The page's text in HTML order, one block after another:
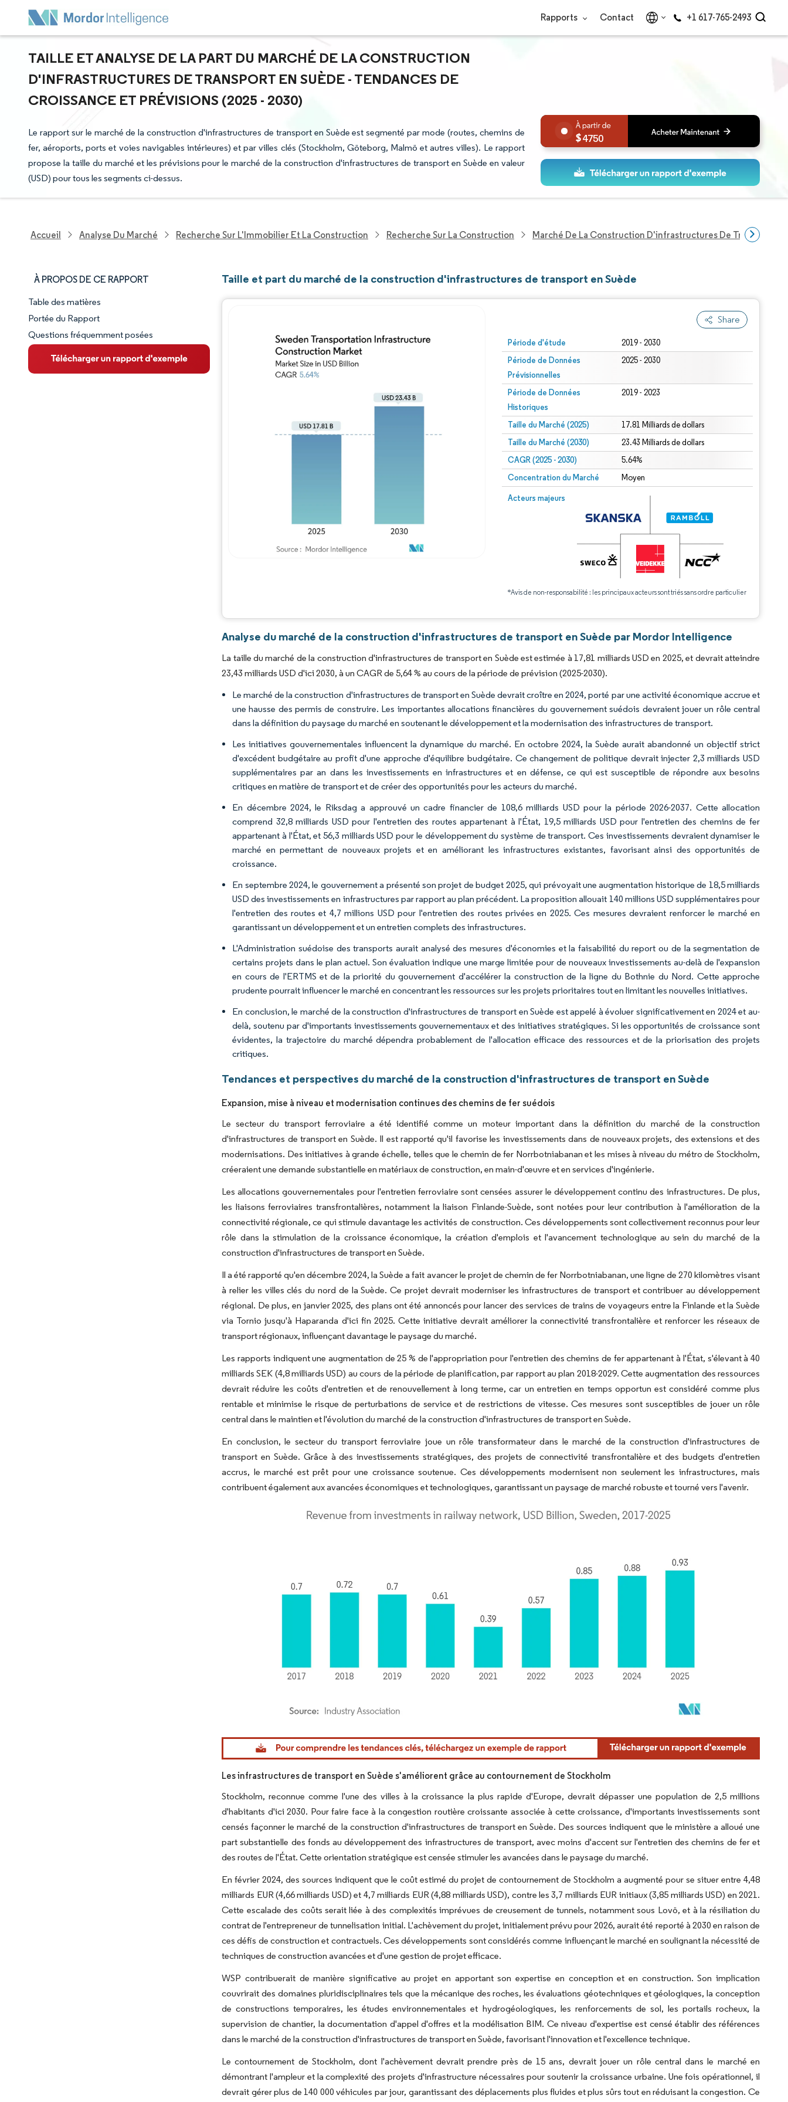
Rapports Contact +1 617-765-2493
TAILLE ET ANALYSE DE LA PART DU MARCHÉ DE LA CONSTRUCTION
D'INFRASTRUCTURES DE TRANSPORT EN SUÈDE - TENDANCES DE
CROISSANCE ET PRÉVISIONS (2025 - 2030)
Le rapport sur le marché de la construction d'infrastructures de transport en Suède est segmenté par mode (routes, chemins de
fer, aéroports, ports et voies navigables intérieures) et par villes clés (Stockholm, Göteborg, Malmö et autres villes). Le rapport
propose la taille du marché et les prévisions pour le marché de la construction d'infrastructures de transport en Suède en valeur
(USD) pour tous les segments ci-dessus.
4750
Accueil Analyse Du Marché Recherche Sur L'Immobilier Et La Construction Recherche Sur La Construction Marché De La Construction D'infrastructures De Transport En
À PROPOS DE CE RAPPORT
Aperçu du marché
VUE D’ENSEMBLE DU MARCHÉ
Principales tendances du marché
Table des matières
Portée du Rapport
Questions fréquemment posées
Taille et part du marché de la construction d'infrastructures de transport en Suède
Share
Période d'étude 2019 - 2030
Période de Données
Prévisionnelles
2025 - 2030
Période de Données
Historiques
2019 - 2023
Taille du Marché (2025) 17.81 Milliards de dollars
Taille du Marché (2030) 23.43 Milliards de dollars
CAGR (2025 - 2030) 5.64%
Concentration du Marché Moyen
Acteurs majeurs
*Avis de non-responsabilité : les principaux acteurs sont triés sans ordre particulier
Analyse du marché de la construction d'infrastructures de transport en Suède par Mordor Intelligence
La taille du marché de la construction d'infrastructures de transport en Suède est estimée à 17,81 milliards USD en 2025, et devrait atteindre
23,43 milliards USD d'ici 2030, à un CAGR de 5,64 % au cours de la période de prévision (2025-2030).
Le marché de la construction d'infrastructures de transport en Suède devrait croître en 2024, porté par une activité économique accrue et
une hausse des permis de construire. Les importantes allocations financières du gouvernement suédois devraient jouer un rôle central
dans la définition du paysage du marché en soutenant le développement et la modernisation des infrastructures de transport.
Les initiatives gouvernementales influencent la dynamique du marché. En octobre 2024, la Suède aurait abandonné un objectif strict
d'excédent budgétaire au profit d'une approche d'équilibre budgétaire. Ce changement de politique devrait injecter 2,3 milliards USD
supplémentaires par an dans les investissements en infrastructures et en défense, ce qui est susceptible de répondre aux besoins
critiques en matière de transport et de créer des opportunités pour les acteurs du marché.
En décembre 2024, le Riksdag a approuvé un cadre financier de 108,6 milliards USD pour la période 2026-2037. Cette allocation
comprend 32,8 milliards USD pour l'entretien des routes appartenant à l'État, 19,5 milliards USD pour l'entretien des chemins de fer
appartenant à l'État, et 56,3 milliards USD pour le développement du système de transport. Ces investissements devraient dynamiser le
marché en permettant de nouveaux projets et en améliorant les infrastructures existantes, favorisant ainsi des opportunités de
croissance.
En septembre 2024, le gouvernement a présenté son projet de budget 2025, qui prévoyait une augmentation historique de 18,5 milliards
USD des investissements en infrastructures par rapport au plan précédent. La proposition allouait 140 millions USD supplémentaires pour
l'entretien des routes et 4,7 millions USD pour l'entretien des routes privées en 2025. Ces mesures devraient renforcer le marché en
garantissant un développement et un entretien complets des infrastructures.
L'Administration suédoise des transports aurait analysé des mesures d'économies et la faisabilité du report ou de la segmentation de
certains projets dans le plan actuel. Son évaluation indique une marge limitée pour de nouveaux investissements au-delà de l'expansion
en cours de l'ERTMS et de la priorité du gouvernement d'accélérer la construction de la ligne du Bothnie du Nord. Cette approche
prudente pourrait influencer le marché en concentrant les ressources sur les projets prioritaires tout en limitant les nouvelles initiatives.
En conclusion, le marché de la construction d'infrastructures de transport en Suède est appelé à évoluer significativement en 2024 et au-
delà, soutenu par d'importants investissements gouvernementaux et des initiatives stratégiques. Si les opportunités de croissance sont
évidentes, la trajectoire du marché dépendra probablement de l'allocation efficace des ressources et de la priorisation des projets
critiques.
Tendances et perspectives du marché de la construction d'infrastructures de transport en Suède
Expansion, mise à niveau et modernisation continues des chemins de fer suédois
Le secteur du transport ferroviaire a été identifié comme un moteur important dans la définition du marché de la construction
d'infrastructures de transport en Suède. Il est rapporté qu'il favorise les investissements dans de nouveaux projets, des extensions et des
modernisations. Des initiatives à grande échelle, telles que le chemin de fer Norrbotniabanan et les mises à niveau du métro de Stockholm,
créeraient une demande substantielle en matériaux de construction, en main-d'œuvre et en services d'ingénierie.
Les allocations gouvernementales pour l'entretien ferroviaire sont censées assurer le développement continu des infrastructures. De plus,
les liaisons ferroviaires transfrontalières, notamment la liaison Finlande-Suède, sont notées pour leur contribution à l'amélioration de la
connectivité régionale, ce qui stimule davantage les activités de construction. Ces développements sont collectivement reconnus pour leur
rôle dans la stimulation de la croissance économique, la création d'emplois et l'avancement technologique au sein du marché de la
construction d'infrastructures de transport en Suède.
Il a été rapporté qu'en décembre 2024, la Suède a fait avancer le projet de chemin de fer Norrbotniabanan, une ligne de 270 kilomètres visant
à relier les villes clés du nord de la Suède. Ce projet devrait moderniser les infrastructures de transport et contribuer au développement
régional. De plus, en janvier 2025, des plans ont été annoncés pour lancer des services de trains de voyageurs entre la Finlande et la Suède
via Tornio jusqu'à Haparanda d'ici fin 2025. Cette initiative devrait améliorer la connectivité transfrontalière et renforcer les réseaux de
transport régionaux, influençant davantage le paysage du marché.
Les rapports indiquent une augmentation de 25 % de l'appropriation pour l'entretien des chemins de fer appartenant à l'État, s'élevant à 40
milliards SEK (4,8 milliards USD) au cours de la période de planification, par rapport au plan 2018-2029. Cette augmentation des ressources
devrait réduire les coûts d'entretien et de renouvellement à long terme, car un entretien en temps opportun est considéré comme plus
rentable et minimise le risque de perturbations de service et de restrictions de vitesse. Ces mesures sont susceptibles de jouer un rôle
central dans le maintien et l'évolution du marché de la construction d'infrastructures de transport en Suède.
En conclusion, le secteur du transport ferroviaire joue un rôle transformateur dans le marché de la construction d'infrastructures de
transport en Suède. Grâce à des investissements stratégiques, des projets de connectivité transfrontalière et des budgets d'entretien
accrus, le marché est prêt pour une croissance soutenue. Ces développements modernisent non seulement les infrastructures, mais
contribuent également aux avancées économiques et technologiques, garantissant un paysage de marché robuste et tourné vers l'avenir.
Image © Mordor Intelligence. La réutilisation nécessite une attribution sous CC BY 4.0.
Les infrastructures de transport en Suède s'améliorent grâce au contournement de Stockholm
Stockholm, reconnue comme l'une des villes à la croissance la plus rapide d'Europe, devrait dépasser une population de 2,5 millions
d'habitants d'ici 2030. Pour faire face à la congestion routière croissante associée à cette croissance, d'importants investissements sont
censés façonner le marché de la construction d'infrastructures de transport en Suède. Des sources indiquent que le ministère a alloué une
part substantielle des fonds au développement des infrastructures de transport, avec moins d'accent sur l'entretien des chemins de fer et
des routes de l'État. Cette orientation stratégique est censée stimuler les avancées dans le paysage du marché.
En février 2024, des sources indiquent que le coût estimé du projet de contournement de Stockholm a augmenté pour se situer entre 4,48
milliards EUR (4,66 milliards USD) et 4,7 milliards EUR (4,88 milliards USD), contre les 3,7 milliards EUR initiaux (3,85 milliards USD) en 2021.
Cette escalade des coûts serait liée à des complexités imprévues de creusement de tunnels, notamment sous Lovö, et à la résiliation du
contrat de l'entrepreneur de tunnelisation initial. L'achèvement du projet, initialement prévu pour 2026, aurait été reporté à 2030 en raison de
ces défis de construction et contractuels. Ces développements sont considérés comme influençant le marché en soulignant la nécessité de
techniques de construction avancées et d'une gestion de projet efficace.
WSP contribuerait de manière significative au projet en apportant son expertise en conception et en construction. Son implication
couvrirait des domaines pluridisciplinaires tels que la mécanique des roches, les évaluations géotechniques et géologiques, la conception
de constructions temporaires, les études environnementales et hydrogéologiques, les renforcements de sol, les portails rocheux, la
supervision de chantier, la documentation d'appel d'offres et la modélisation BIM. Ce niveau d'expertise est censé établir des références
dans le marché de la construction d'infrastructures de transport en Suède, favorisant l'innovation et l'excellence technique.
Le contournement de Stockholm, dont l'achèvement devrait prendre près de 15 ans, devrait jouer un rôle central dans le marché en
démontrant l'ampleur et la complexité des projets d'infrastructure nécessaires pour soutenir la croissance urbaine. Une fois opérationnel, il
devrait gérer plus de 140 000 véhicules par jour, garantissant des déplacements plus fluides et plus sûrs tout en réduisant la congestion. Ce